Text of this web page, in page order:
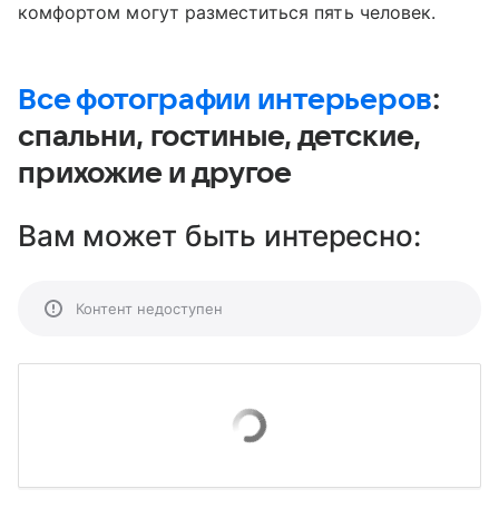
комфортом могут разместиться пять человек.
Все фотографии интерьеров:
спальни, гостиные, детские,
прихожие и другое
Вам может быть интересно:
Контент недоступен